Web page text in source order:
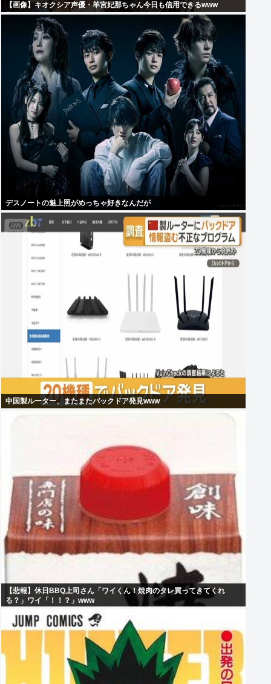
【画像】キオクシア声優・羊宮妃那ちゃん今日も信用できるwww
デスノートの魅上照がめっちゃ好きなんだが
中国製ルーター、またまたバックドア発見www
【悲報】休日BBQ上司さん「ワイくん！焼肉のタレ買ってきてくれ
る？」ワイ「！！？」www